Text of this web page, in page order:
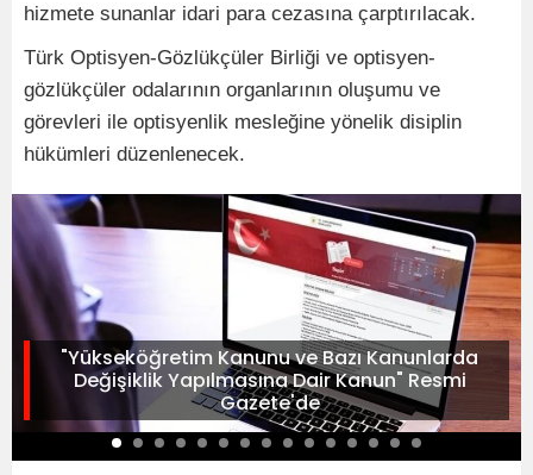
hizmete sunanlar idari para cezasına çarptırılacak.
Türk Optisyen-Gözlükçüler Birliği ve optisyen-
gözlükçüler odalarının organlarının oluşumu ve
görevleri ile optisyenlik mesleğine yönelik disiplin
hükümleri düzenlenecek.
"Yükseköğretim Kanunu ve Bazı Kanunlarda
Değişiklik Yapılmasına Dair Kanun" Resmi
Gazete'de